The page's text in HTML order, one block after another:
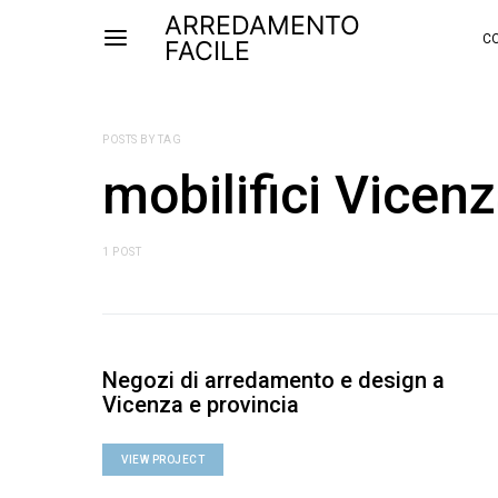
ARREDAMENTO
FACILE
POSTS BY TAG
mobilifici
1 POST
Negozi di arredamento e design a
Vicenza e provincia
VIEW PROJECT